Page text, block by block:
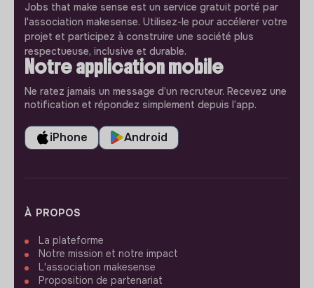
Jobs that make sense est un service gratuit porté par
l'association makesense. Utilisez-le pour accélerer votre
projet et participez à construire une société plus
respectueuse, inclusive et durable.
Notre application mobile
Ne ratez jamais un message d’un recruteur. Recevez une
notification et répondez simplement depuis l’app.
iPhone Android
À PROPOS
La plateforme
Notre mission et notre impact
L'association makesense
Proposition de partenariat